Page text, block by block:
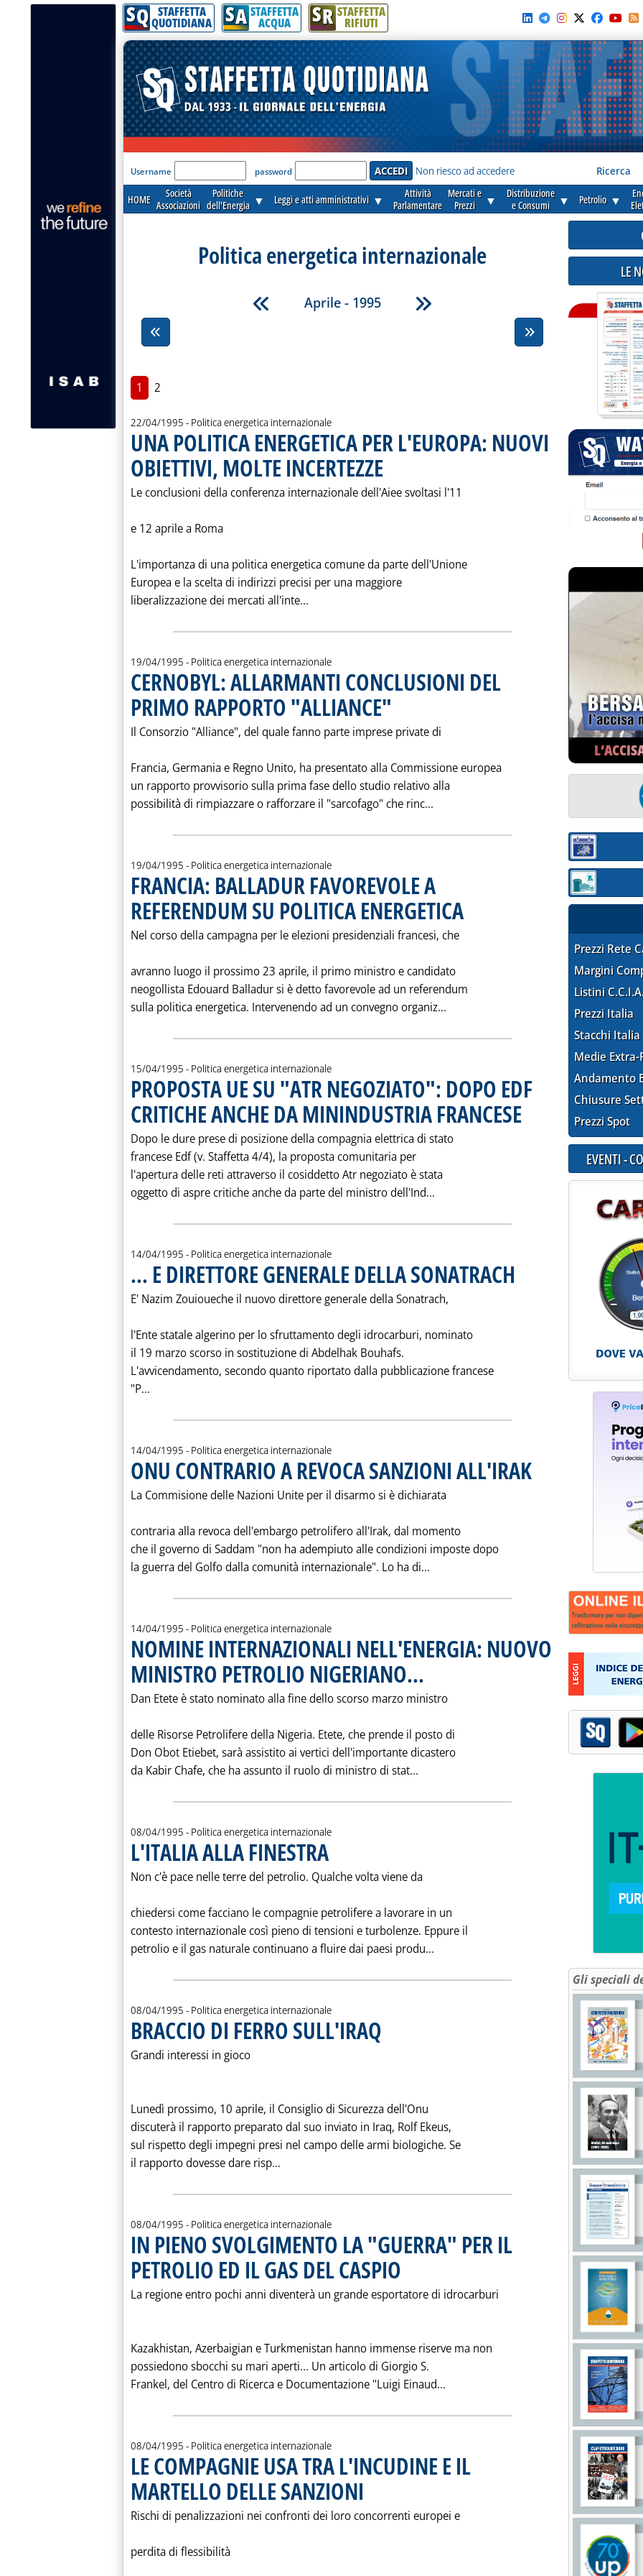
SQ STAFFETTA
QUOTIDIANA SA STAFFETTA
ACQUA SR STAFFETTA
RIFIUTI
'Modulo Login per accedere'
Username password Non riesco ad accedere Ricerca
HOME
Società
Associazioni
Politiche
dell'Energia ▼ Leggi e atti amministrativi ▼
Attività
Parlamentare
Mercati e
Prezzi
▼
Distribuzione
e Consumi
▼ Petrolio ▼
Politica energetica internazionale
Aprile - 1995
1 2
22/04/1995 - Politica energetica internazionale
UNA POLITICA ENERGETICA PER L'EUROPA: NUOVI
OBIETTIVI, MOLTE INCERTEZZE
Le conclusioni della conferenza internazionale dell'Aiee svoltasi l'11
e 12 aprile a Roma
L'importanza di una politica energetica comune da parte dell'Unione
Europea e la scelta di indirizzi precisi per una maggiore
liberalizzazione dei mercati all'inte... Leggi tutta la notizia: 'UNA POLITICA ENERGETICA PER
19/04/1995 - Politica energetica internazionale
CERNOBYL: ALLARMANTI CONCLUSIONI DEL
PRIMO RAPPORTO "ALLIANCE"
Il Consorzio "Alliance", del quale fanno parte imprese private di
Francia, Germania e Regno Unito, ha presentato alla Commissione europea
un rapporto provvisorio sulla prima fase dello studio relativo alla
possibilità di rimpiazzare o rafforzare il "sarcofago" che rinc... Leggi tutta la notizia: 'CERNOBYL:
19/04/1995 - Politica energetica internazionale
FRANCIA: BALLADUR FAVOREVOLE A
REFERENDUM SU POLITICA ENERGETICA . Pubblicata mercoledì 19 aprile 1995 alle 0.0.
Nel corso della campagna per le elezioni presidenziali francesi, che
avranno luogo il prossimo 23 aprile, il primo ministro e candidato
neogollista Edouard Balladur si è detto favorevole ad un referendum
sulla politica energetica. Intervenendo ad un convegno organiz... Leggi tutta la notizia: 'FRANCIA:
15/04/1995 - Politica energetica internazionale
PROPOSTA UE SU "ATR NEGOZIATO": DOPO EDF
CRITICHE ANCHE DA MININDUSTRIA FRANCESE . Pubblicata sabato 15 aprile 1995
Dopo le dure prese di posizione della compagnia elettrica di stato
francese Edf (v. Staffetta 4/4), la proposta comunitaria per
l'apertura delle reti attraverso il cosiddetto Atr negoziato è stata
oggetto di aspre critiche anche da parte del ministro dell'Ind...
14/04/1995 - Politica energetica internazionale
... E DIRETTORE GENERALE DELLA SONATRACH . Pubblicata venerdì 14 aprile 1995
E' Nazim Zouioueche il nuovo direttore generale della Sonatrach,
l'Ente statale algerino per lo sfruttamento degli idrocarburi, nominato
il 19 marzo scorso in sostituzione di Abdelhak Bouhafs.
L'avvicendamento, secondo quanto riportato dalla pubblicazione francese
"P...
14/04/1995 - Politica energetica internazionale
ONU CONTRARIO A REVOCA SANZIONI ALL'IRAK. Pubblicata venerdì 14 aprile
La Commisione delle Nazioni Unite per il disarmo si è dichiarata
contraria alla revoca dell'embargo petrolifero all'Irak, dal momento
che il governo di Saddam "non ha adempiuto alle condizioni imposte dopo
la guerra del Golfo dalla comunità internazionale". Lo ha di... Leggi tutta la notizia: 'ONU CONTRARIO
14/04/1995 - Politica energetica internazionale
NOMINE INTERNAZIONALI NELL'ENERGIA: NUOVO
MINISTRO PETROLIO NIGERIANO... . Pubblicata venerdì 14 aprile 1995 alle 0.0.
Dan Etete è stato nominato alla fine dello scorso marzo ministro
delle Risorse Petrolifere della Nigeria. Etete, che prende il posto di
Don Obot Etiebet, sarà assistito ai vertici dell'importante dicastero
da Kabir Chafe, che ha assunto il ruolo di ministro di stat... Leggi tutta la notizia: 'NOMINE
08/04/1995 - Politica energetica internazionale
L'ITALIA ALLA FINESTRA
Non c'è pace nelle terre del petrolio. Qualche volta viene da
chiedersi come facciano le compagnie petrolifere a lavorare in un
contesto internazionale così pieno di tensioni e turbolenze. Eppure il
petrolio e il gas naturale continuano a fluire dai paesi produ... Leggi tutta la notizia: 'L'ITALIA ALLA
08/04/1995 - Politica energetica internazionale
BRACCIO DI FERRO SULL'IRAQ
Grandi interessi in gioco
Lunedì prossimo, 10 aprile, il Consiglio di Sicurezza dell'Onu
discuterà il rapporto preparato dal suo inviato in Iraq, Rolf Ekeus,
sul rispetto degli impegni presi nel campo delle armi biologiche. Se
il rapporto dovesse dare risp...
08/04/1995 - Politica energetica internazionale
IN PIENO SVOLGIMENTO LA "GUERRA" PER IL
PETROLIO ED IL GAS DEL CASPIO
La regione entro pochi anni diventerà un grande esportatore di idrocarburi
Kazakhistan, Azerbaigian e Turkmenistan hanno immense riserve ma non
possiedono sbocchi su mari aperti... Un articolo di Giorgio S.
Frankel, del Centro di Ricerca e Documentazione "Luigi Einaud... Leggi tutta la notizia: 'IN PIENO
08/04/1995 - Politica energetica internazionale
LE COMPAGNIE USA TRA L'INCUDINE E IL
MARTELLO DELLE SANZIONI
Rischi di penalizzazioni nei confronti dei loro concorrenti europei e
perdita di flessibilità
LE
Sezione:
Sezione:
Prezzi Rete
Margini
Listini
Prezzi Italia
Stacchi Italia
Medie Extra-
Andamento
Chiusure
Prezzi Spot
EVENTI -
Gli speciali